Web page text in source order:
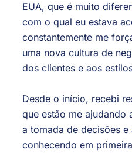
EUA, que é muito
com o qual eu estava
constantemente me
uma nova cultura de
dos clientes e aos
Desde o início, recebi
que estão me ajudando
a tomada de decisões
conhecendo em